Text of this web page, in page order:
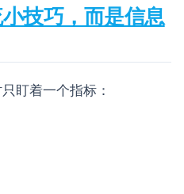
技巧，而是信息
盯着一个指标：